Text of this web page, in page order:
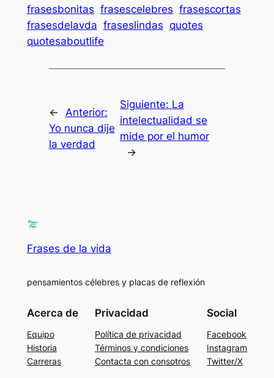
frasesbonitas frasescelebres frasescortas
frasesdelavda fraseslindas quotes
quotesaboutlife
← Anterior:
Yo nunca dije
la verdad
Siguiente: La
intelectualidad se
mide por el humor
→
Frases de la vida
pensamientos célebres y placas de reflexión
Acerca de
Equipo
Historia
Carreras
Privacidad
Política de privacidad
Términos y condiciones
Contacta con consotros
Social
Facebook
Instagram
Twitter/X